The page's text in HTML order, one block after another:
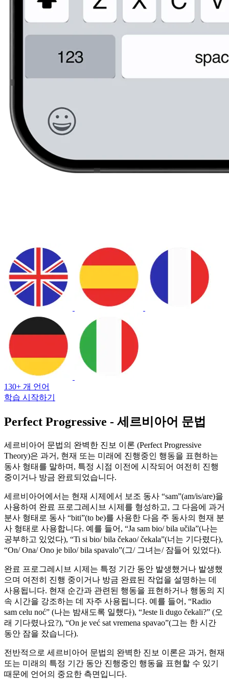
130+ 개 언어
학습 시작하기
Perfect Progressive - 세르비아어 문법
세르비아어 문법의 완벽한 진보 이론 (Perfect Progressive
Theory)은 과거, 현재 또는 미래에 진행중인 행동을 표현하는
동사 형태를 말하며, 특정 시점 이전에 시작되어 여전히 진행
중이거나 방금 완료되었습니다.
세르비아어에서는 현재 시제에서 보조 동사 “sam”(am/is/are)을
사용하여 완료 프로그레시브 시제를 형성하고, 그 다음에 과거
분사 형태로 동사 “biti”(to be)를 사용한 다음 주 동사의 현재 분
사 형태로 사용합니다. 예를 들어, “Ja sam bio/ bila učila”(나는
공부하고 있었다), “Ti si bio/ bila čekao/ čekala”(너는 기다렸다),
“On/ Ona/ Ono je bilo/ bila spavalo”(그/ 그녀는/ 잠들어 있었다).
완료 프로그레시브 시제는 특정 기간 동안 발생했거나 발생했
으며 여전히 진행 중이거나 방금 완료된 작업을 설명하는 데
사용됩니다. 현재 순간과 관련된 행동을 표현하거나 행동의 지
속 시간을 강조하는 데 자주 사용됩니다. 예를 들어, “Radio
sam celu noć” (나는 밤새도록 일했다), “Jeste li dugo čekali?” (오
래 기다렸나요?), “On je već sat vremena spavao”(그는 한 시간
동안 잠을 잤습니다).
전반적으로 세르비아어 문법의 완벽한 진보 이론은 과거, 현재
또는 미래의 특정 기간 동안 진행중인 행동을 표현할 수 있기
때문에 언어의 중요한 측면입니다.